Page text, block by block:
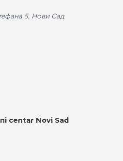
5, Нови Сад
centar Novi Sad